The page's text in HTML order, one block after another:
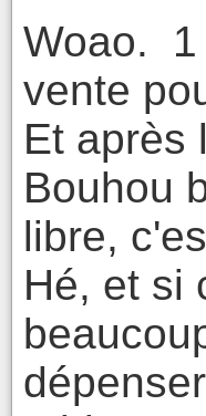
Woao. 1
vente
Et après
Bouhou
libre,
Hé, et si